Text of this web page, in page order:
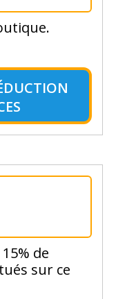
de
sur ce